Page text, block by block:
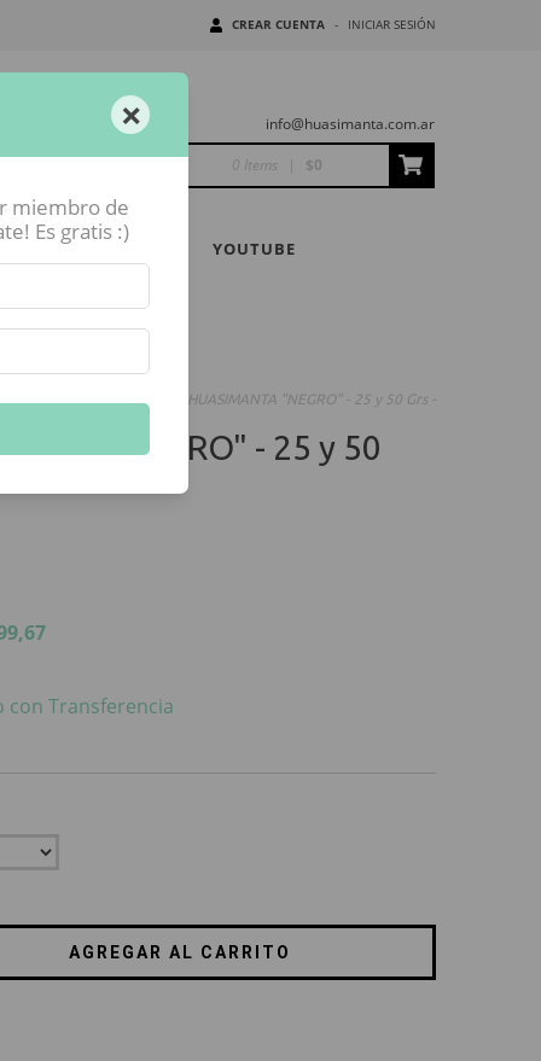
CREAR CUENTA - INICIAR SESIÓN
info@huasimanta.com.ar
0 Items
| $0
HUASIMANTA
YOUTUBE
ENGOBE HUASIMANTA "NEGRO" - 25 y 50 Grs -
"NEGRO" - 25 y 50
con Transferencia
×
miembro de
Es gratis :)